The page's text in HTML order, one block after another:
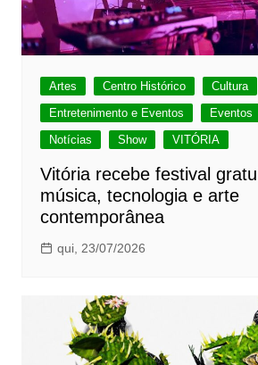
Artes Centro Histórico
Cultura
Entretenimento e Eventos
Eventos
Notícias
Show VITÓRIA
Vitória recebe festival
música, tecnologia e arte
contemporânea
qui, 23/07/2026